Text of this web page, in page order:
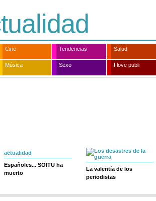
Cine Tendencias Salud
Música Sexo I love publi
actualidad
Españoles... SOITU ha
muerto
La valentía de los
periodistas